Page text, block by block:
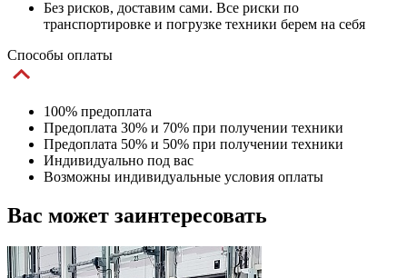
Без рисков, доставим сами. Все риски по
транспортировке и погрузке техники берем на себя
Способы оплаты
100% предоплата
Предоплата 30% и 70% при получении техники
Предоплата 50% и 50% при получении техники
Индивидуально под вас
Возможны индивидуальные условия оплаты
Вас может заинтересовать